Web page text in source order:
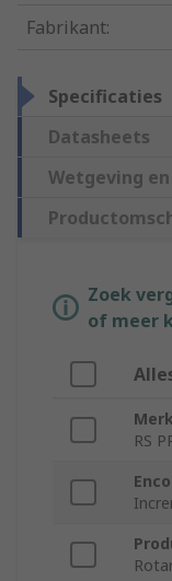
Fabrikant:
Specificaties
Datasheets
Wetgeving
Zoek
of meer
Merk
RS